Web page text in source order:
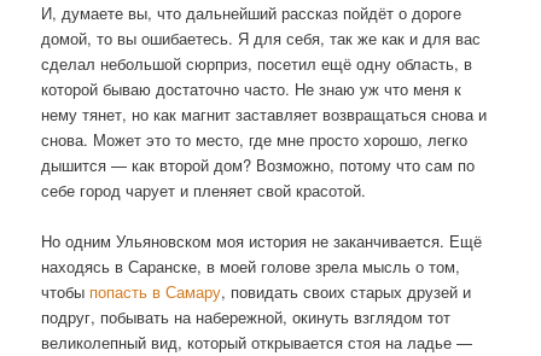
И, думаете вы, что дальнейший рассказ пойдёт о дороге
домой, то вы ошибаетесь. Я для себя, так же как и для вас
сделал небольшой сюрприз, посетил ещё одну область, в
которой бываю достаточно часто. Не знаю уж что меня к
нему тянет, но как магнит заставляет возвращаться снова и
снова. Может это то место, где мне просто хорошо, легко
дышится — как второй дом? Возможно, потому что сам по
себе город чарует и пленяет свой красотой.
Но одним Ульяновском моя история не заканчивается. Ещё
находясь в Саранске, в моей голове зрела мысль о том,
чтобы попасть в Самару, повидать своих старых друзей и
подруг, побывать на набережной, окинуть взглядом тот
великолепный вид, который открывается стоя на ладье —